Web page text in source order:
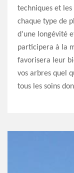
techniques et
chaque type de
d’une longévité
participera à la
favorisera leur
vos arbres quel
tous les soins